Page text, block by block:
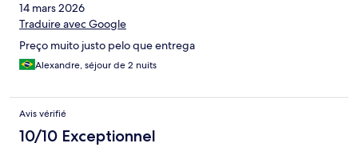
14 mars 2026
Traduire avec Google
Preço muito justo pelo que entrega
Alexandre, séjour de 2 nuits
Avis vérifié
10/10 Exceptionnel